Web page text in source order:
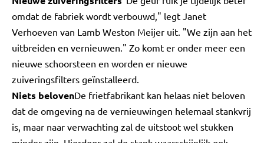
omdat de fabriek wordt verbouwd," legt Janet
Verhoeven van Lamb Weston Meijer uit. "We zijn aan het
uitbreiden en vernieuwen." Zo komt er onder meer een
nieuwe schoorsteen en worden er nieuwe
zuiveringsfilters geïnstalleerd.
Niets belovenDe frietfabrikant kan helaas niet beloven
dat de omgeving na de vernieuwingen helemaal stankvrij
is, maar naar verwachting zal de uitstoot wel stukken